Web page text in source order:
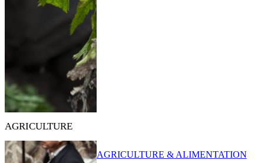
AGRICULTURE
AGRICULTURE & ALIMENTATION